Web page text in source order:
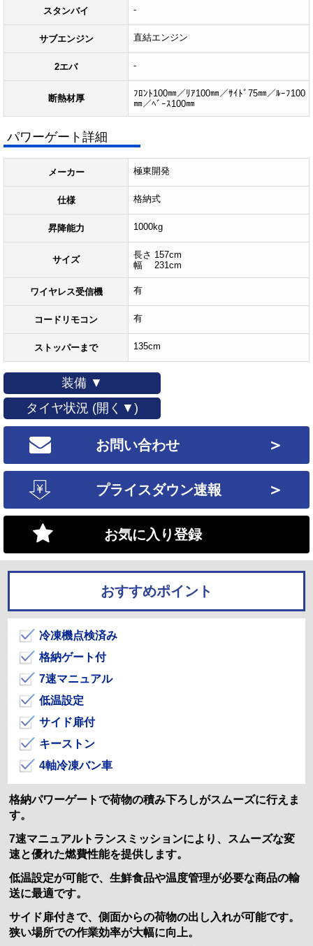
スタンバイ -
サブエンジン 直結エンジン
2エバ -
断熱材厚
ﾌﾛﾝﾄ100㎜／ﾘｱ100㎜／ｻｲﾄﾞ75㎜／ﾙｰﾌ100
㎜／ﾍﾞｰｽ100㎜
パワーゲート詳細
メーカー 極東開発
仕様 格納式
昇降能力 1000kg
サイズ
長さ 157cm
幅 231cm
ワイヤレス受信機 有
コードリモコン 有
ストッパーまで 135cm
装備 ▼
タイヤ状況 (開く▼)
お問い合わせ ＞
プライスダウン速報 ＞
お気に入り登録
おすすめポイント
冷凍機点検済み
格納ゲート付
7速マニュアル
低温設定
サイド扉付
キーストン
4軸冷凍バン車
格納パワーゲートで荷物の積み下ろしがスムーズに行えま
す。
7速マニュアルトランスミッションにより、スムーズな変
速と優れた燃費性能を提供します。
低温設定が可能で、生鮮食品や温度管理が必要な商品の輸
送に最適です。
サイド扉付きで、側面からの荷物の出し入れが可能です。
狭い場所での作業効率が大幅に向上。